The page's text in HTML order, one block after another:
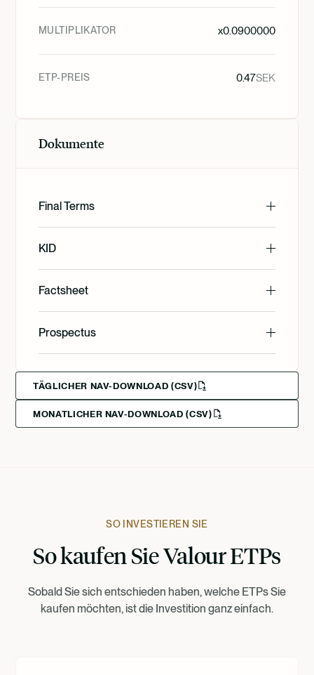
MULTIPLIKATOR x0.0900000
ETP-PREIS 0.47SEK
Dokumente
Final Terms
English
Svenska
KID
English
Svenska
Dansk
Nederlands
Factsheet
English
Svenska
Prospectus
English
TÄGLICHER NAV-DOWNLOAD (CSV)
MONATLICHER NAV-DOWNLOAD (CSV)
SO INVESTIEREN SIE
So kaufen Sie Valour ETPs
Sobald Sie sich entschieden haben, welche ETPs Sie
kaufen möchten, ist die Investition ganz einfach.